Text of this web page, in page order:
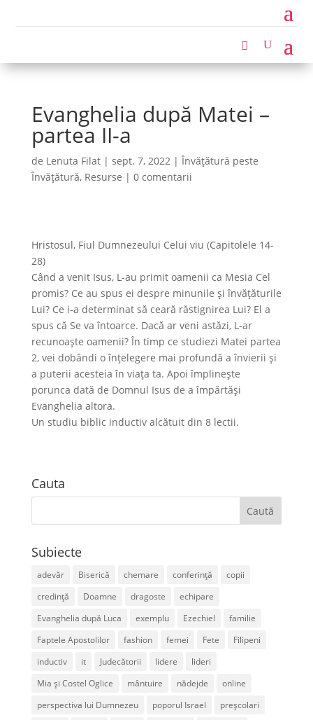
Evanghelia după Matei –
partea II-a
de Lenuta Filat| sept. 7, 2022| Învățătură peste
Învățătură, Resurse | 0 comentarii
Hristosul, Fiul Dumnezeului Celui viu (Capitolele 14-
28)
Când a venit Isus, L-au primit oamenii ca Mesia Cel
promis? Ce au spus ei despre minunile și învățăturile
Lui? Ce i-a determinat să ceară răstignirea Lui? El a
spus că Se va întoarce. Dacă ar veni astăzi, L-ar
recunoaște oamenii? În timp ce studiezi Matei partea
2, vei dobândi o înțelegere mai profundă a învierii și
a puterii acesteia în viața ta. Apoi împlinește
porunca dată de Domnul Isus de a împărtăși
Evanghelia altora.
Un studiu biblic inductiv alcătuit din 8 lectii.
Cauta
Subiecte
adevăr Biserică chemare conferință
copii
credință
Doamne dragoste
echipare
Evanghelia după Luca
exemplu Ezechiel
familie
Faptele Apostolilor
fashion femei Fete
Filipeni
inductiv
it Judecătorii lidere
lideri
Mia și Costel Oglice
mântuire nădejde
online
perspectiva lui Dumnezeu
poporul Israel
preșcolari